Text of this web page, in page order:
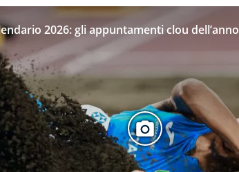
2026: gli appuntamenti clou dell’anno